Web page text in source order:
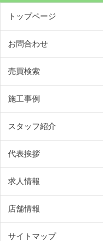
トップページ
お問合わせ
売買検索
施工事例
スタッフ紹介
代表挨拶
求人情報
店舗情報
サイトマップ